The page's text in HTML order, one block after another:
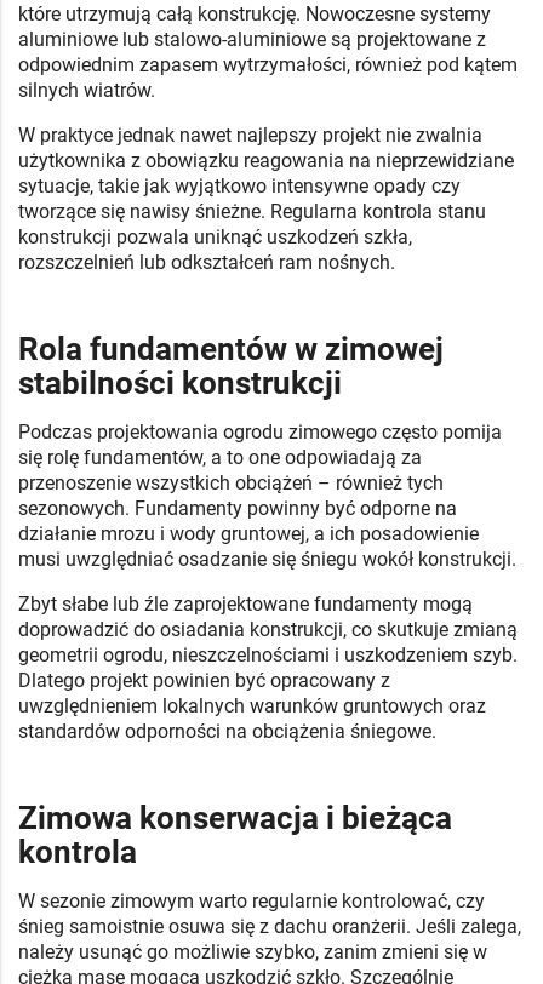
które utrzymują całą konstrukcję. Nowoczesne systemy
aluminiowe lub stalowo-aluminiowe są projektowane z
odpowiednim zapasem wytrzymałości, również pod kątem
silnych wiatrów.
W praktyce jednak nawet najlepszy projekt nie zwalnia
użytkownika z obowiązku reagowania na nieprzewidziane
sytuacje, takie jak wyjątkowo intensywne opady czy
tworzące się nawisy śnieżne. Regularna kontrola stanu
konstrukcji pozwala uniknąć uszkodzeń szkła,
rozszczelnień lub odkształceń ram nośnych.
Rola fundamentów w zimowej
stabilności konstrukcji
Podczas projektowania ogrodu zimowego często pomija
się rolę fundamentów, a to one odpowiadają za
przenoszenie wszystkich obciążeń – również tych
sezonowych. Fundamenty powinny być odporne na
działanie mrozu i wody gruntowej, a ich posadowienie
musi uwzględniać osadzanie się śniegu wokół konstrukcji.
Zbyt słabe lub źle zaprojektowane fundamenty mogą
doprowadzić do osiadania konstrukcji, co skutkuje zmianą
geometrii ogrodu, nieszczelnościami i uszkodzeniem szyb.
Dlatego projekt powinien być opracowany z
uwzględnieniem lokalnych warunków gruntowych oraz
standardów odporności na obciążenia śniegowe.
Zimowa konserwacja i bieżąca
kontrola
W sezonie zimowym warto regularnie kontrolować, czy
śnieg samoistnie osuwa się z dachu oranżerii. Jeśli zalega,
należy usunąć go możliwie szybko, zanim zmieni się w
ciężką masę mogącą uszkodzić szkło. Szczególnie